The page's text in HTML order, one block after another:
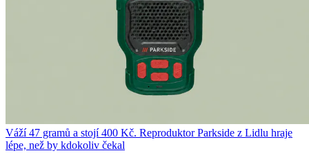
Váží 47 gramů a stojí 400 Kč. Reproduktor Parkside z Lidlu hraje
lépe, než by kdokoliv čekal